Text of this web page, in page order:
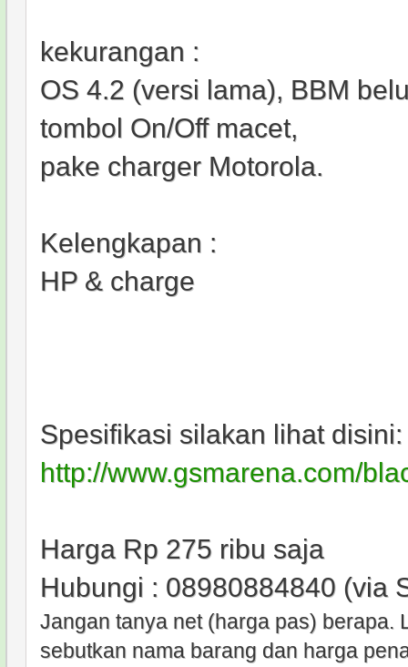
kekurangan :
OS 4.2 (versi lama), BBM
tombol On/Off macet,
pake charger Motorola.
Kelengkapan :
HP & charge
Spesifikasi silakan lihat disini:
http://www.gsmarena.com/
Harga Rp 275 ribu saja
Hubungi : 08980884840 (via
Jangan tanya net (harga pas) berapa.
sebutkan nama barang dan harga